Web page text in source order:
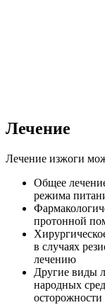
Лечение
Лечение изжоги
Общее
режима
протонной
в случаях
лечению
Другие виды
народных
осторожности